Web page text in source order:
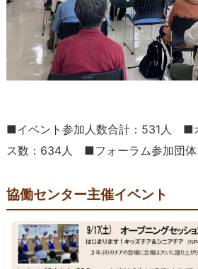
■イベント参加人数合計：531人 ■
ス数：634人 ■フォーラム参加団
協働センター主催イベント